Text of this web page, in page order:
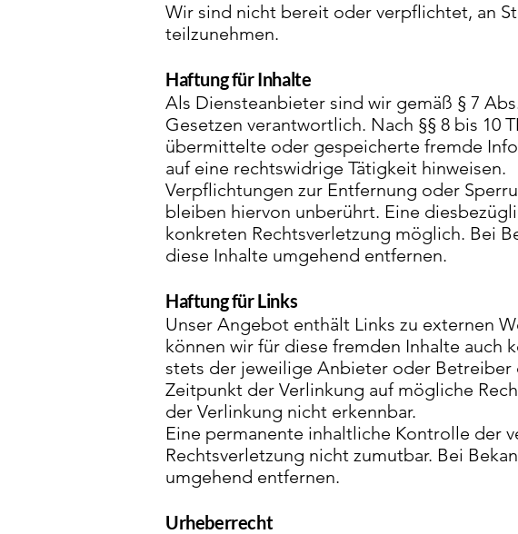
Wir sind nicht bereit oder verpflichtet, an
teilzunehmen.
Haftung für Inhalte
Als Diensteanbieter sind wir gemäß § 7
Gesetzen verantwortlich. Nach §§ 8 bis
übermittelte oder gespeicherte fremde
auf eine rechtswidrige Tätigkeit hinweisen.
Verpflichtungen zur Entfernung oder
bleiben hiervon unberührt. Eine
konkreten Rechtsverletzung möglich. Bei
diese Inhalte umgehend entfernen.
Haftung für Links
Unser Angebot enthält Links zu externen
können wir für diese fremden Inhalte auch
stets der jeweilige Anbieter oder Betreiber
Zeitpunkt der Verlinkung auf mögliche
der Verlinkung nicht erkennbar.
Eine permanente inhaltliche Kontrolle der
Rechtsverletzung nicht zumutbar. Bei
umgehend entfernen.
Urheberrecht